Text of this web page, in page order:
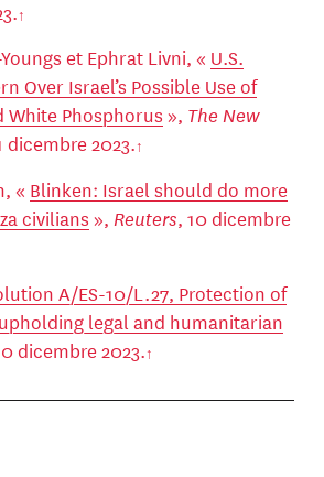
et Ephrat Livni, « U.S.
Over Israel’s Possible Use of
White Phosphorus », The New
dicembre 2023.
« Blinken: Israel should do more
civilians », Reuters, 10 dicembre
A/ES-10/L.27, Protection of
legal and humanitarian
dicembre 2023.